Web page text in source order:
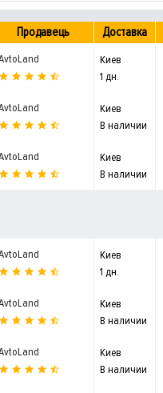
Продавець Доставка
Киев
1 дн.
Киев
В наличии
Киев
В наличии
Киев
1 дн.
Киев
В наличии
Киев
В наличии